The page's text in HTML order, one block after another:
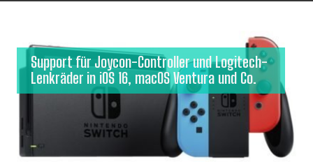
Support für Joycon-Controller und Logitech-
Lenkräder in iOS 16, macOS Ventura und Co.